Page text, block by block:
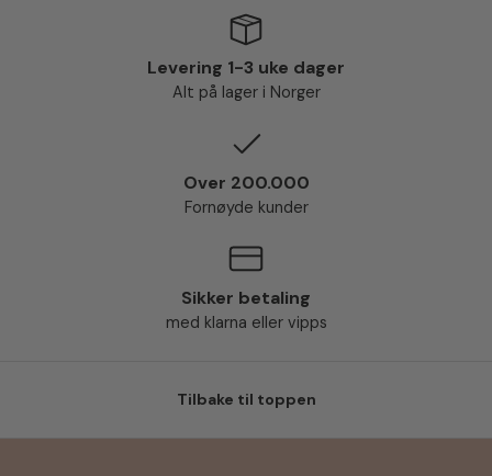
Levering 1-3 uke dager
Alt på lager i Norger
Over 200.000
Fornøyde kunder
Sikker betaling
med klarna eller vipps
Tilbake til toppen